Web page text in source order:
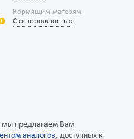
Кормящим матерям
С осторожностью
мы предлагаем Вам
аналогов, доступных к